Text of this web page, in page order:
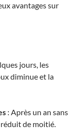
avantages sur
jours, les
diminue et la
: Après un an sans
de moitié.